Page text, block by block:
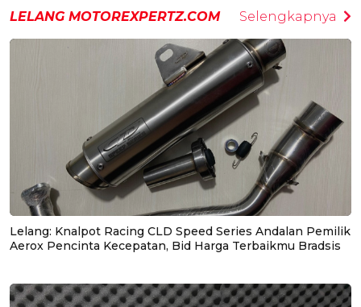
LELANG MOTOREXPERTZ.COM Selengkapnya
Lelang: Knalpot Racing CLD Speed Series Andalan Pemilik
Aerox Pencinta Kecepatan, Bid Harga Terbaikmu Bradsis